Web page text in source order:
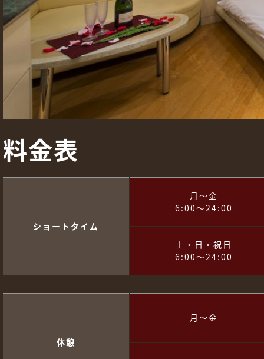
料金表
ショートタイム
月～金
6:00～24:00
土・日・祝日
6:00～24:00
休憩
月～金